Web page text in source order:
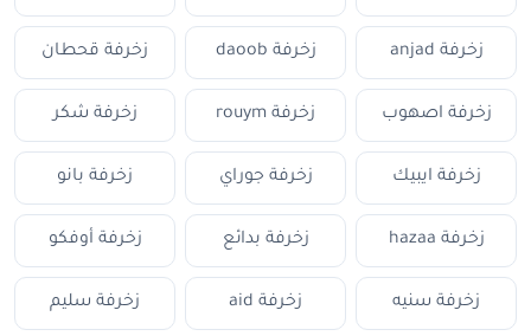
زخرفة anjad زخرفة daoob زخرفة قحطان
زخرفة اصهوب زخرفة rouym زخرفة شكر
زخرفة ايبيك زخرفة جوراي زخرفة بانو
زخرفة hazaa زخرفة بدائع زخرفة أوفكو
زخرفة سنيه زخرفة aid زخرفة سليم